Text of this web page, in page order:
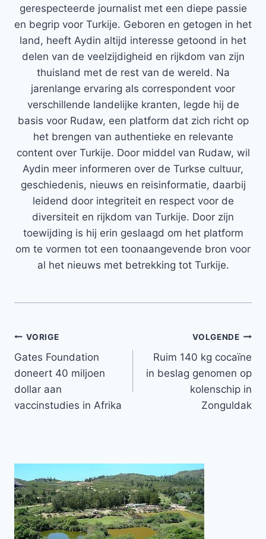
gerespecteerde journalist met een diepe passie
en begrip voor Turkije. Geboren en getogen in het
land, heeft Aydin altijd interesse getoond in het
delen van de veelzijdigheid en rijkdom van zijn
thuisland met de rest van de wereld. Na
jarenlange ervaring als correspondent voor
verschillende landelijke kranten, legde hij de
basis voor Rudaw, een platform dat zich richt op
het brengen van authentieke en relevante
content over Turkije. Door middel van Rudaw, wil
Aydin meer informeren over de Turkse cultuur,
geschiedenis, nieuws en reisinformatie, daarbij
leidend door integriteit en respect voor de
diversiteit en rijkdom van Turkije. Door zijn
toewijding is hij erin geslaagd om het platform
om te vormen tot een toonaangevende bron voor
al het nieuws met betrekking tot Turkije.
Bericht
navigatie
VORIGE
Gates Foundation
doneert 40 miljoen
dollar aan
vaccinstudies in Afrika
VOLGENDE
Ruim 140 kg cocaïne
in beslag genomen op
kolenschip in
Zonguldak